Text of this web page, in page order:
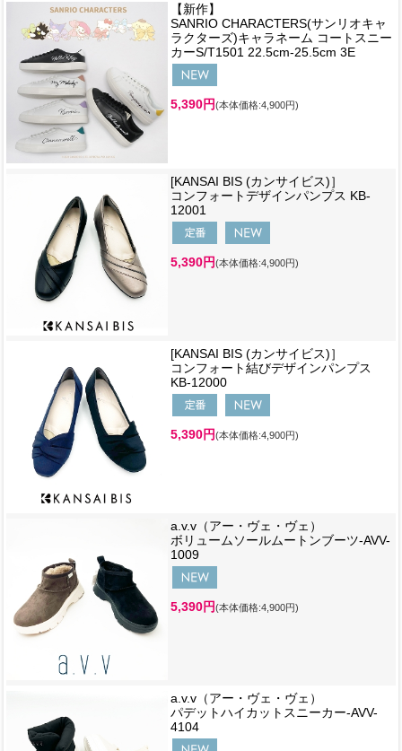
【新作】
SANRIO CHARACTERS(サンリオキャ
ラクターズ)キャラネーム コートスニー
カーS/T1501 22.5cm-25.5cm 3E
5,390円(本体価格:4,900円)
[KANSAI BIS (カンサイビス)］
コンフォートデザインパンプス KB-
12001
5,390円(本体価格:4,900円)
[KANSAI BIS (カンサイビス)］
コンフォート結びデザインパンプス
KB-12000
5,390円(本体価格:4,900円)
a.v.v（アー・ヴェ・ヴェ）
ボリュームソールムートンブーツ-AVV-
1009
5,390円(本体価格:4,900円)
a.v.v（アー・ヴェ・ヴェ）
パデットハイカットスニーカー-AVV-
4104